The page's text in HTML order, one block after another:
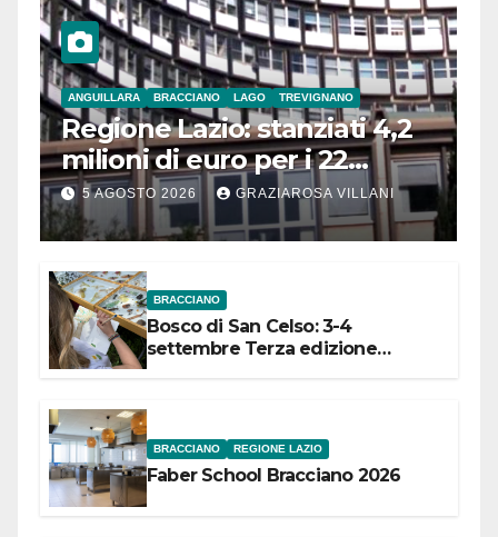
ANGUILLARA BRACCIANO LAGO TREVIGNANO
Regione Lazio: stanziati 4,2
milioni di euro per i 22
Comuni dell’Etruria
Meridionale
5 AGOSTO 2026 GRAZIAROSA VILLANI
BRACCIANO
Bosco di San Celso: 3-4
settembre Terza edizione
BRACCIANO REGIONE LAZIO
Faber School Bracciano 2026